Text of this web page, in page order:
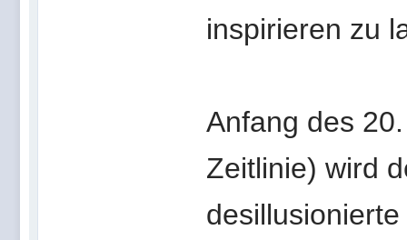
inspirieren zu
Anfang des
Zeitlinie) wird